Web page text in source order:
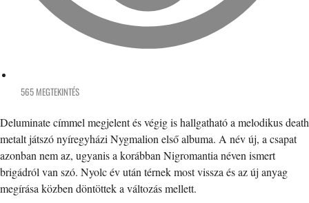
565 MEGTEKINTÉS
Deluminate címmel megjelent és végig is hallgatható a melodikus death
metalt játszó nyíregyházi Nygmalion első albuma. A név új, a csapat
azonban nem az, ugyanis a korábban Nigromantia néven ismert
brigádról van szó. Nyolc év után térnek most vissza és az új anyag
megírása közben döntöttek a változás mellett.